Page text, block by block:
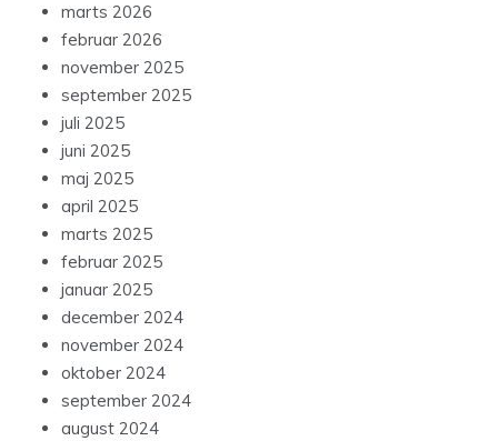
marts 2026
februar 2026
november 2025
september 2025
juli 2025
juni 2025
maj 2025
april 2025
marts 2025
februar 2025
januar 2025
december 2024
november 2024
oktober 2024
september 2024
august 2024